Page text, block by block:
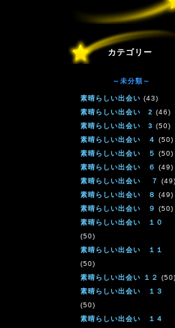
カテゴリー
～未分類～
素晴らしい出会い (43)
素晴らしい出会い 2 (46)
素晴らしい出会い 3 (50)
素晴らしい出会い ４ (50)
素晴らしい出会い ５ (50)
素晴らしい出会い ６ (49)
素晴らしい出会い ７ (49)
素晴らしい出会い ８ (49)
素晴らしい出会い ９ (50)
素晴らしい出会い １０
(50)
素晴らしい出会い １１
(50)
素晴らしい出会い １２ (50)
素晴らしい出会い １３
(50)
素晴らしい出会い １４